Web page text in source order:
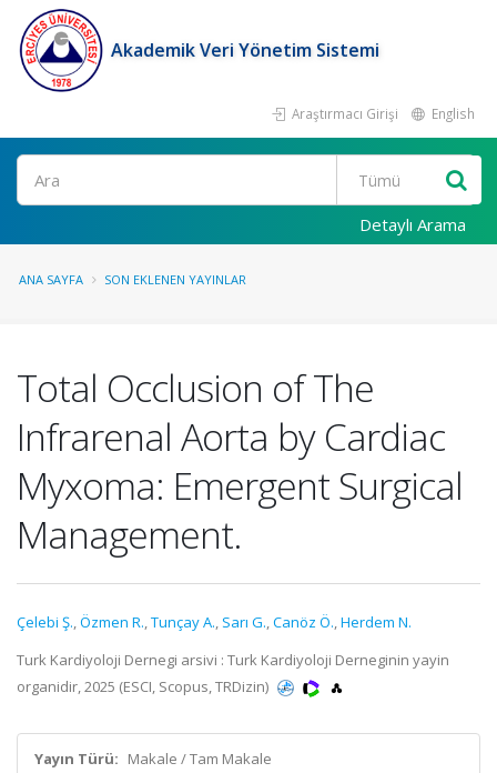
Akademik Veri Yönetim Sistemi
Araştırmacı Girişi English
Ara
Detaylı Arama
ANA SAYFA SON EKLENEN YAYINLAR
Total Occlusion of The
Infrarenal Aorta by Cardiac
Myxoma: Emergent Surgical
Management.
Çelebi Ş.,Özmen R.,Tunçay A., Sarı G.,Canöz Ö.,Herdem N.
Turk Kardiyoloji Dernegi arsivi : Turk Kardiyoloji Derneginin yayin
organidir, 2025 (ESCI, Scopus, TRDizin)
Yayın Türü: Makale / Tam Makale